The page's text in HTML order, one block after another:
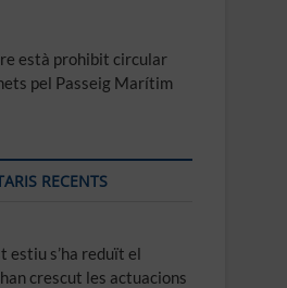
està prohibit circular
pel Passeig Marítim
RECENTS
estiu s’ha reduït el
crescut les actuacions